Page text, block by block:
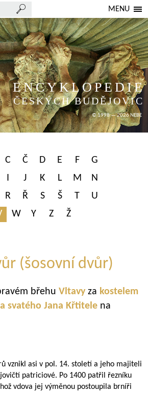
MENU
ENCYKLOPEDIE
ČESKÝCH BUDĚJOVIC
© 1998 — 2026 NEBE
C Č D E F
G
I J K L M
N
R Ř S Š T
U
W Y Z Ž
(šosovní dvůr)
břehu Vltavy za kostelem
svatého Jana Křtitele na
vznikl asi v pol. 14. století a jeho majiteli
patriciové. Po 1400 patřil řezníku
vdova jej výměnou postoupila brníři